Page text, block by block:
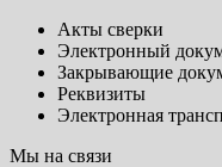
Акты сверки
Электронный
Закрывающие
Реквизиты
Электронная
Мы на связи